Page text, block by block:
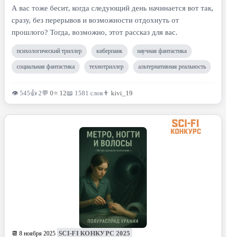
А вас тоже бесит, когда следующий день начинается вот так,
сразу, без перерывов и возможности отдохнуть от
прошлого? Тогда, возможно, этот рассказ для вас.
психологический триллер киберпанк научная фантастика
социальная фантастика технотриллер альтернативная реальность
👁 545👍 2💬 0⭐ 12📖 1581 слов 👨 kivi_19
📆 8 ноября 2025 SCI-FI КОНКУРС 2025